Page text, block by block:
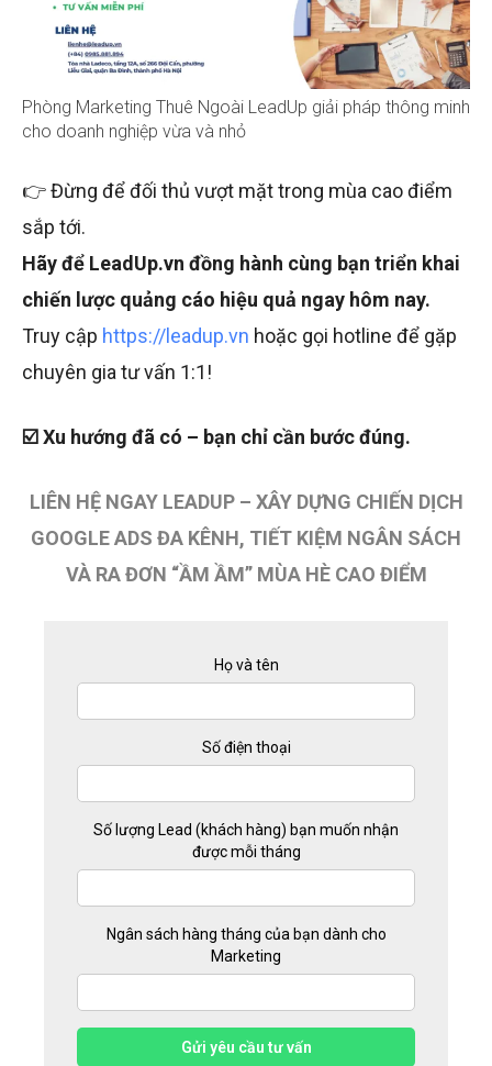
Phòng Marketing Thuê Ngoài LeadUp giải pháp thông minh
cho doanh nghiệp vừa và nhỏ
👉 Đừng để đối thủ vượt mặt trong mùa cao điểm
sắp tới.
Hãy để LeadUp.vn đồng hành cùng bạn triển khai
chiến lược quảng cáo hiệu quả ngay hôm nay.
Truy cập https://leadup.vn hoặc gọi hotline để gặp
chuyên gia tư vấn 1:1!
☑️ Xu hướng đã có – bạn chỉ cần bước đúng.
LIÊN HỆ NGAY LEADUP – XÂY DỰNG CHIẾN DỊCH
GOOGLE ADS ĐA KÊNH, TIẾT KIỆM NGÂN SÁCH
VÀ RA ĐƠN “ẦM ẦM” MÙA HÈ CAO ĐIỂM
Họ và tên
Số lượng Lead (khách hàng) bạn muốn nhận
được mỗi tháng
Ngân sách hàng tháng của bạn dành cho
Marketing
Số điện thoại
Gửi yêu cầu tư vấn